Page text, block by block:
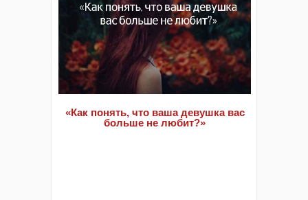
«Как понять, что ваша девушка вас
больше не любит?»